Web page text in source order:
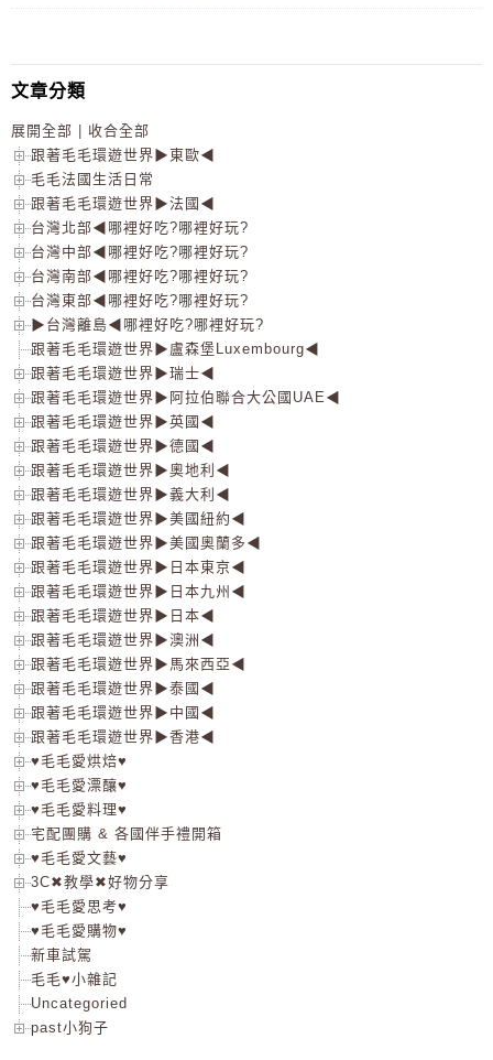
文章分類
展開全部
收合全部
跟著毛毛環遊世界▶東歐◀
毛毛法國生活日常
跟著毛毛環遊世界▶法國◀
台灣北部◀哪裡好吃?哪裡好玩?
台灣中部◀哪裡好吃?哪裡好玩?
台灣南部◀哪裡好吃?哪裡好玩?
台灣東部◀哪裡好吃?哪裡好玩?
▶台灣離島◀哪裡好吃?哪裡好玩?
跟著毛毛環遊世界▶盧森堡Luxembourg◀
跟著毛毛環遊世界▶瑞士◀
跟著毛毛環遊世界▶阿拉伯聯合大公國UAE◀
跟著毛毛環遊世界▶英國◀
跟著毛毛環遊世界▶德國◀
跟著毛毛環遊世界▶奧地利◀
跟著毛毛環遊世界▶義大利◀
跟著毛毛環遊世界▶美國紐約◀
跟著毛毛環遊世界▶美國奧蘭多◀
跟著毛毛環遊世界▶日本東京◀
跟著毛毛環遊世界▶日本九州◀
跟著毛毛環遊世界▶日本◀
跟著毛毛環遊世界▶澳洲◀
跟著毛毛環遊世界▶馬來西亞◀
跟著毛毛環遊世界▶泰國◀
跟著毛毛環遊世界▶中國◀
跟著毛毛環遊世界▶香港◀
♥毛毛愛烘焙♥
♥毛毛愛漂釀♥
♥毛毛愛料理♥
宅配團購 & 各國伴手禮開箱
♥毛毛愛文藝♥
3C✖教學✖好物分享
♥毛毛愛思考♥
♥毛毛愛購物♥
新車試駕
毛毛♥小雜記
Uncategoried
past小狗子